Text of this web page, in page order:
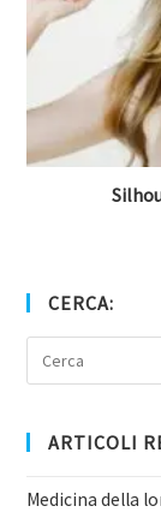
CERCA:
ARTICOLI
Medicina della